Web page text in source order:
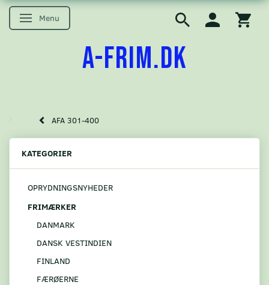
Skifte navigation
Menu
A-FRIM.DK
AFA 301-400
KATEGORIER
OPRYDNINGSNYHEDER
FRIMÆRKER
DANMARK
DANSK VESTINDIEN
FINLAND
FÆRØERNE